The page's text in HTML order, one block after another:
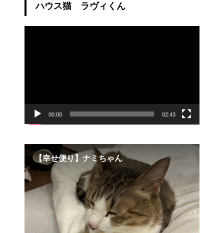
ハウス猫 ラヴィくん
00:00 02:43
【幸せ便り】ナミちゃん